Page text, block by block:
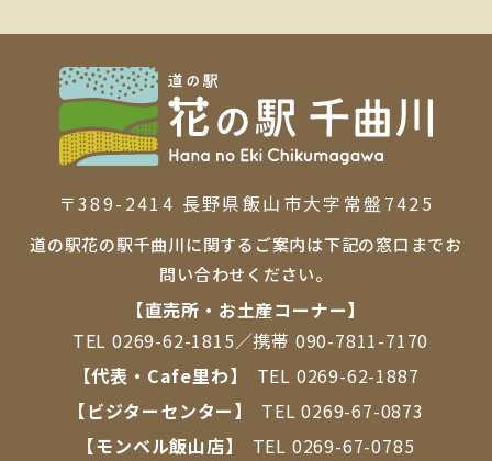
〒389-2414 ⻑野県飯⼭市⼤字常盤7425
道の駅花の駅千曲川に関するご案内は下記の窓口までお
問い合わせください。
【直売所・お⼟産コーナー】
TEL 0269-62-1815／携帯 090-7811-7170
【代表・Cafe里わ】
TEL 0269-62-1887
【ビジターセンター】
TEL0269-67-0873
【モンベル飯山店】
TEL 0269-67-0785